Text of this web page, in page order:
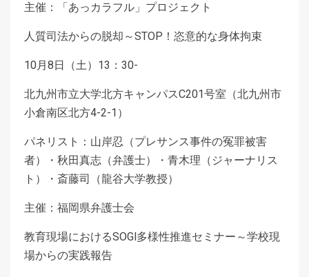
主催：「あっカラフル」プロジェクト
人質司法からの脱却～STOP！恣意的な身体拘束
10月8日（土）13：30-
北九州市立大学北方キャンパスC201号室（北九州市
小倉南区北方4-2-1）
パネリスト：山岸忍（プレサンス事件の冤罪被害
者）・秋田真志（弁護士）・青木理（ジャーナリス
ト）・斎藤司（龍谷大学教授）
主催：福岡県弁護士会
教育現場におけるSOGl多様性推進セミナー～学校現
場からの実践報告